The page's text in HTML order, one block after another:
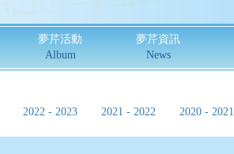
夢芹活動
Album
夢芹資訊
News
2022 - 2023 2021 - 2022 2020 - 2021